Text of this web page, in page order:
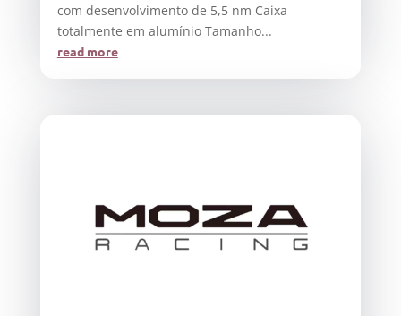
com desenvolvimento de 5,5 nm Caixa
totalmente em alumínio Tamanho...
read more